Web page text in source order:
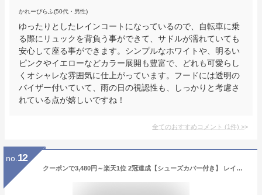
かれーぴらふ(50代・男性)
ゆったりとしたレインコートになっているので、自転車に乗
る際にリュックを背負う事ができて、サドルが濡れていても
安心して座る事ができます。シンプルなホワイトや、明るい
ピンクやイエローなどカラー展開も豊富で、どれも可愛らし
くオシャレな雰囲気に仕上がっています。フードには透明の
バイザー付いていて、雨の日の視認性も、しっかりと考慮さ
れている点が嬉しいですね！
全てのおすすめコメント (1件) >
no. 12
クーポンで3,480円～楽天1位 2冠達成【シューズカバー付き】 レインコート レディース レインウエア ロング おしゃれ 膝が濡れない 軽量 レインコート 自転車 通勤 リュック対応 ママ 送迎 綺麗 保育園の送迎 バイク 原付 犬の散歩 通学 カッパ